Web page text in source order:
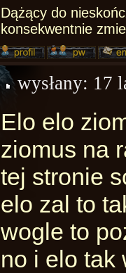
Dążący do
konsekwentnie
wysłany: 17
Elo elo
ziomus na
tej stronie
elo zal to
wogle to
no i elo tak